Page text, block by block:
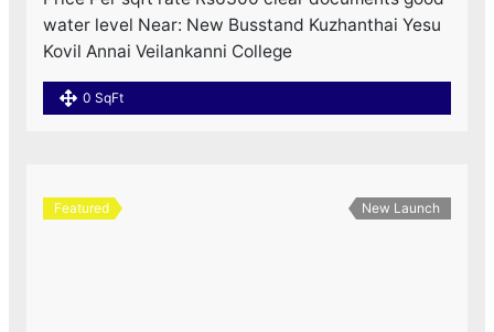
water level Near: New Busstand Kuzhanthai Yesu
Kovil Annai Veilankanni College
0 SqFt
Featured New Launch